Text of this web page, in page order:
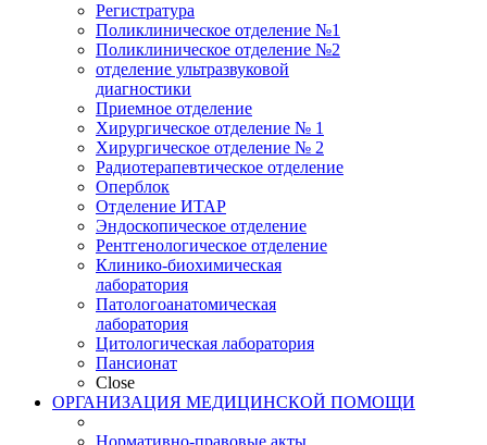
Регистратура
Поликлиническое отделение №1
Поликлиническое отделение №2
отделение ультразвуковой
диагностики
Приемное отделение
Хирургическое отделение № 1
Хирургическое отделение № 2
Радиотерапевтическое отделение
Оперблок
Отделение ИТАР
Эндоскопическое отделение
Рентгенологическое отделение
Клинико-биохимическая
лаборатория
Патологоанатомическая
лаборатория
Цитологическая лаборатория
Пансионат
Close
ОРГАНИЗАЦИЯ МЕДИЦИНСКОЙ ПОМОЩИ